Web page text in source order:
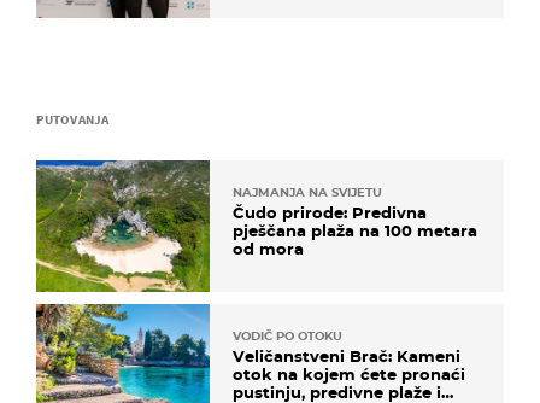
PUTOVANJA
NAJMANJA NA SVIJETU
Čudo prirode: Predivna
pješčana plaža na 100 metara
od mora
VODIČ PO OTOKU
Veličanstveni Brač: Kameni
otok na kojem ćete pronaći
pustinju, predivne plaže i